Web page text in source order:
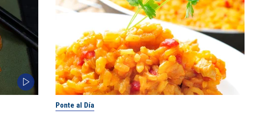
Ponte al Día